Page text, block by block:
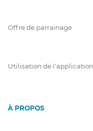
Offre de parrainage
Utilisation de
À PROPOS